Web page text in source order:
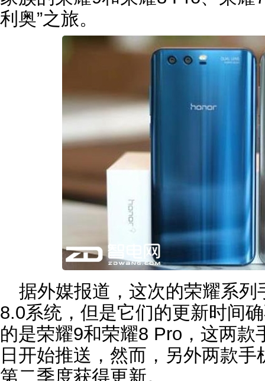
利奥”之旅。
据外媒报道，这次的荣耀系
8.0系统，但是它们的更新时间
的是荣耀9和荣耀8 Pro，这两款
日开始推送，然而，另外两款
第二季度获得更新。